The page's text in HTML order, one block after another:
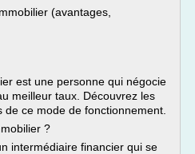
(avantages,
est une personne qui négocie
meilleur taux. Découvrez les
ce mode de fonctionnement.
?
intermédiaire financier qui se